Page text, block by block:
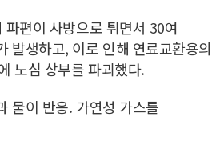
파편이 사방으로 튀면서 30여
발생하고, 이로 인해 연료교환용의
노심 상부를 파괴했다.
물이 반응. 가연성 가스를